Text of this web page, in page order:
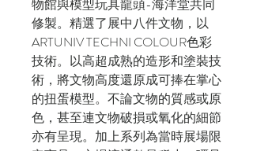
物館與模型玩具龍頭-海洋堂共同
修製。精選了展中八件文物，以
ARTUNIV TECHNI COLOUR色彩
技術。以高超成熟的造形和塗裝技
術，將文物高度還原成可捧在掌心
的扭蛋模型。不論文物的質感或原
色，甚至連文物破損或氧化的細節
亦有呈現。加上系列為當時展場限